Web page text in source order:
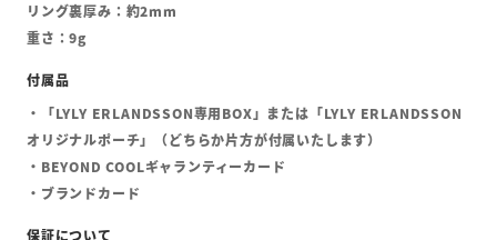
リング裏厚み：約2mm
重さ：9g
・「LYLY ERLANDSSON専用BOX」または「LYLY ERLANDSSON
オリジナルポーチ」（どちらか片方が付属いたします）
・BEYOND COOLギャランティーカード
・ブランドカード